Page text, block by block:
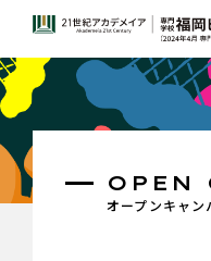
オープンキャン
OPEN